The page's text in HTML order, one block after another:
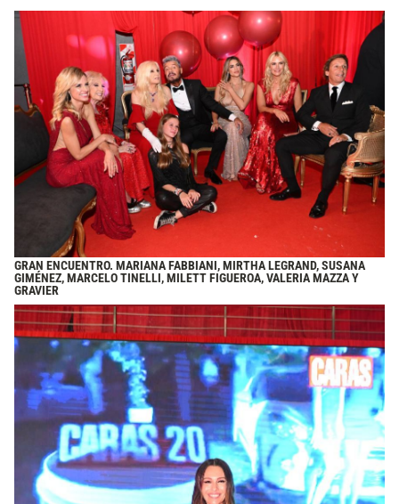
GRAN ENCUENTRO. MARIANA FABBIANI, MIRTHA LEGRAND, SUSANA
GIMÉNEZ, MARCELO TINELLI, MILETT FIGUEROA, VALERIA MAZZA Y
GRAVIER